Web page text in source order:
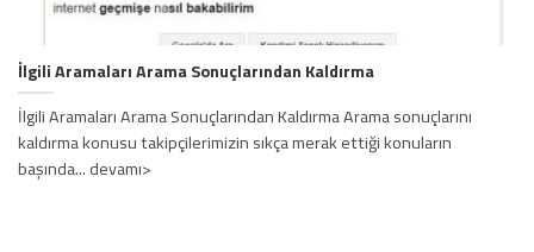
İlgili Aramaları Arama Sonuçlarından Kaldırma
İlgili Aramaları Arama Sonuçlarından Kaldırma Arama sonuçlarını
kaldırma konusu takipçilerimizin sıkça merak ettiği konuların
başında... devamı>